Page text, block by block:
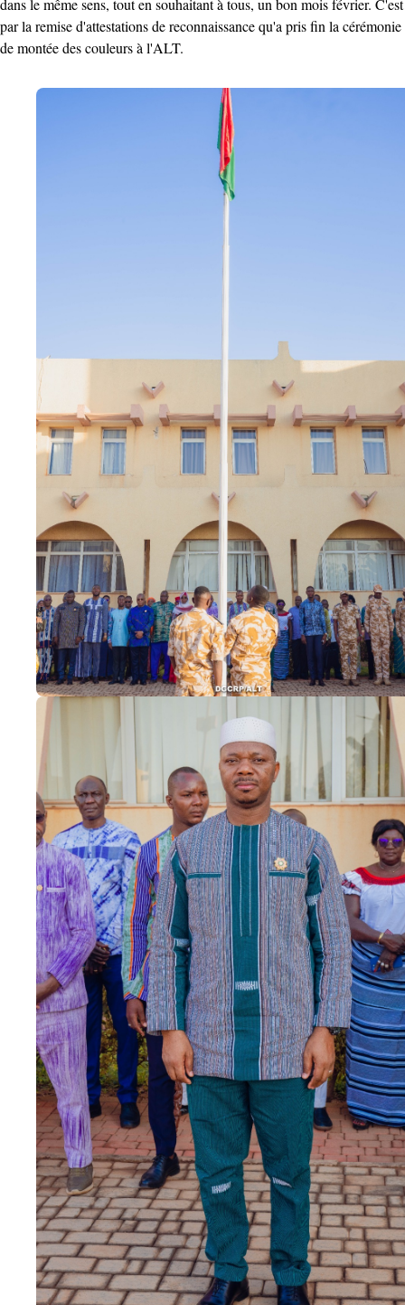
dans le même sens, tout en souhaitant à tous, un bon mois février. ‎C'est
par la remise d'attestations de reconnaissance qu'a pris fin la cérémonie
de montée des couleurs à l'ALT. ‎ ‎